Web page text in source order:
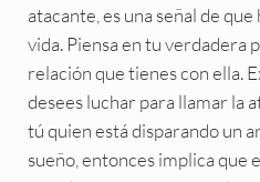
atacante, es una señal de
vida. Piensa en tu verdadera
relación que tienes con ella.
desees luchar para llamar la
tú quien está disparando un
sueño, entonces implica que